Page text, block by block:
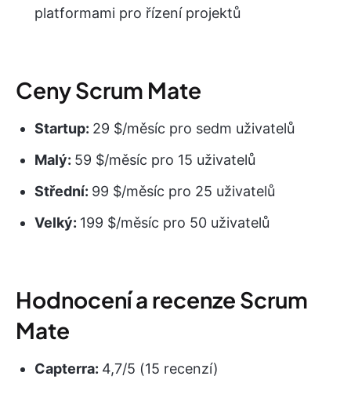
platformami pro řízení projektů
Ceny Scrum Mate
Startup: 29 $/měsíc pro sedm uživatelů
Malý: 59 $/měsíc pro 15 uživatelů
Střední: 99 $/měsíc pro 25 uživatelů
Velký: 199 $/měsíc pro 50 uživatelů
Hodnocení a recenze Scrum
Mate
Capterra: 4,7/5 (15 recenzí)